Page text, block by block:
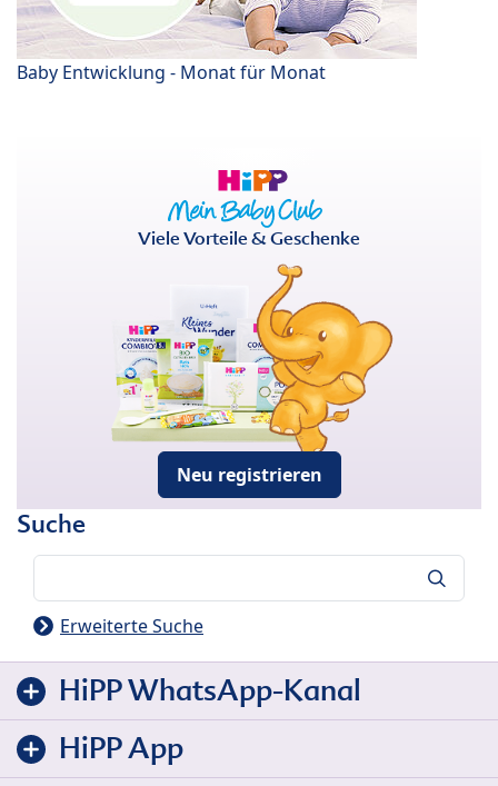
Baby Entwicklung - Monat für Monat
Viele Vorteile & Geschenke
Neu registrieren
Suche
Erweiterte Suche
HiPP WhatsApp-Kanal
HiPP App